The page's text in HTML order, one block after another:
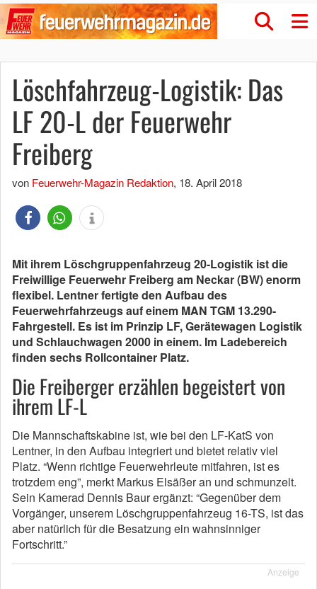
Löschfahrzeug-Logistik: Das
LF 20-L der Feuerwehr
Freiberg
von Feuerwehr-Magazin Redaktion, 18. April 2018
Mit ihrem Löschgruppenfahrzeug 20-Logistik ist die
Freiwillige Feuerwehr Freiberg am Neckar (BW) enorm
flexibel. Lentner fertigte den Aufbau des
Feuerwehrfahrzeugs auf einem MAN TGM 13.290-
Fahrgestell. Es ist im Prinzip LF, Gerätewagen Logistik
und Schlauchwagen 2000 in einem. Im Ladebereich
finden sechs Rollcontainer Platz.
Die Freiberger erzählen begeistert von
ihrem LF-L
Die Mannschaftskabine ist, wie bei den LF-KatS von
Lentner, in den Aufbau integriert und bietet relativ viel
Platz. “Wenn richtige Feuerwehrleute mitfahren, ist es
trotzdem eng”, merkt Markus Elsäßer an und schmunzelt.
Sein Kamerad Dennis Baur ergänzt: “Gegenüber dem
Vorgänger, unserem Löschgruppenfahrzeug 16-TS, ist das
aber natürlich für die Besatzung ein wahnsinniger
Fortschritt.”
Anzeige